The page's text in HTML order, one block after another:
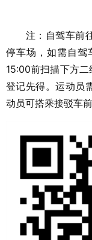
注：自驾车前往
停车场，如需自驾
15:00前扫描下方
登记先得。运动员
动员可搭乘接驳车前